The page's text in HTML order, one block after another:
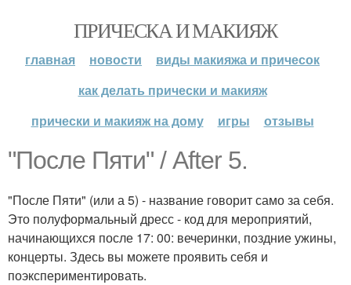
ПРИЧЕСКА И МАКИЯЖ
главная новости
виды макияжа и причесок
как делать прически и макияж
прически и макияж на дому
игры отзывы
"После Пяти" / After 5.
"После Пяти" (или а 5) - название говорит само за себя.
Это полуформальный дресс - код для мероприятий,
начинающихся после 17: 00: вечеринки, поздние ужины,
концерты. Здесь вы можете проявить себя и
поэкспериментировать.